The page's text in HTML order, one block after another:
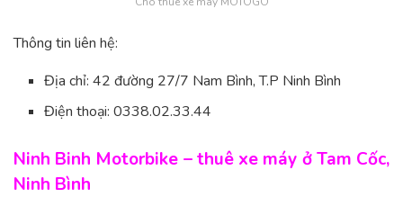
Thông tin liên hệ:
Địa chỉ: 42 đường 27/7 Nam Bình, T.P Ninh Bình
Điện thoại: 0338.02.33.44
Ninh Binh Motorbike – thuê xe máy ở Tam Cốc,
Ninh Bình